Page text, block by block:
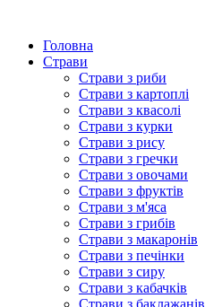
Головна
Страви
Страви з риби
Страви з картоплі
Страви з квасолі
Страви з курки
Страви з рису
Страви з гречки
Страви з овочами
Страви з фруктів
Страви з м'яса
Страви з грибів
Страви з макаронів
Страви з печінки
Страви з сиру
Страви з кабачків
Страви з баклажанів